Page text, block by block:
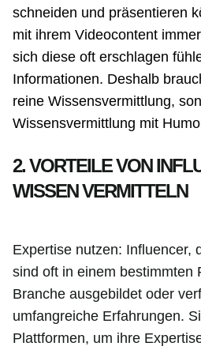
schneiden und präsentieren
mit ihrem Videocontent
sich diese oft erschlagen
Informationen. Deshalb
reine Wissensvermittlung,
Wissensvermittlung mit
2. VORTEILE VON
WISSEN VERMITTELN
Expertise nutzen: Influencer,
sind oft in einem bestimmten
Branche ausgebildet oder
umfangreiche Erfahrungen.
Plattformen, um ihre